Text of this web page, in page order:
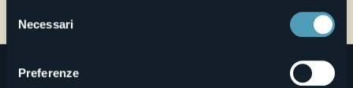
del
consenso
Necessari
Preferenze